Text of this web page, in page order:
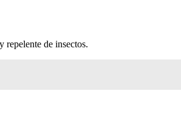
repelente de insectos.